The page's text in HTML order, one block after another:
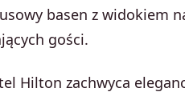
basen z widokiem
gości.
Hilton zachwyca